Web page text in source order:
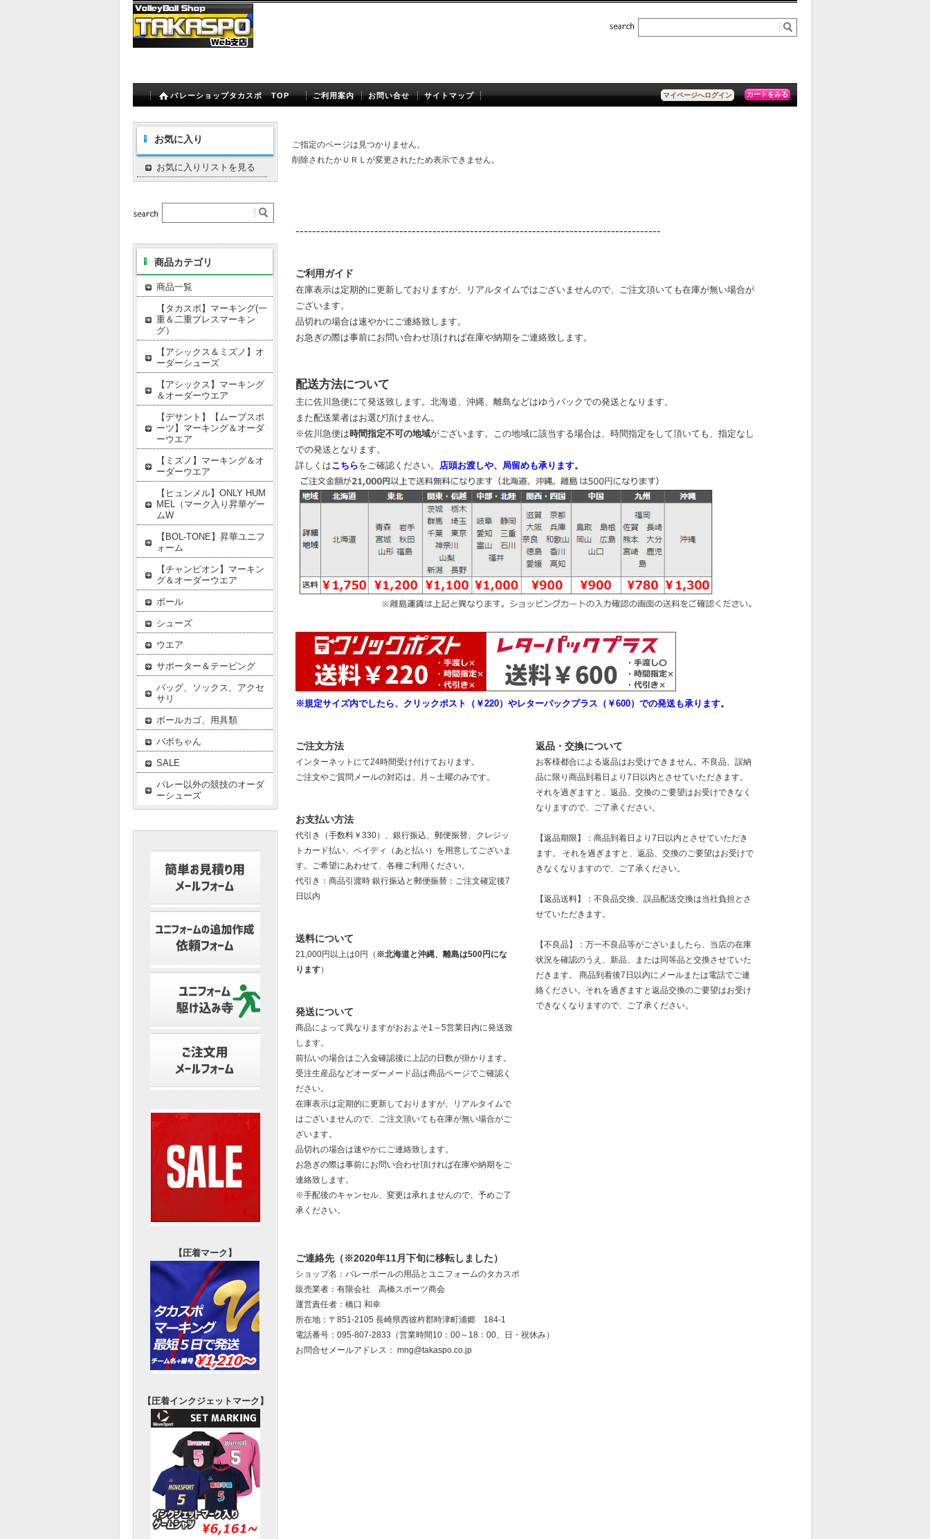
マイページへログイン カートをみる
バレーショップタカスポ TOP ご利用案内 お問い合せ サイトマップ
ご指定のページは見つかりません。
削除されたかＵＲＬが変更されたため表示できません。
----------------------------------------------------------------------------------------
ご利用ガイド
在庫表示は定期的に更新しておりますが、リアルタイムではございませんので、ご注文頂いても在庫が無い場合が
ございます。
品切れの場合は速やかにご連絡致します。
お急ぎの際は事前にお問い合わせ頂ければ在庫や納期をご連絡致します。
配送方法について
主に佐川急便にて発送致します。北海道、沖縄、離島などはゆうパックでの発送となります。
また配送業者はお選び頂けません。
※佐川急便は時間指定不可の地域がございます。この地域に該当する場合は、時間指定をして頂いても、指定なし
での発送となります。
詳しくはこちらをご確認ください。 店頭お渡しや、局留めも承ります。
※規定サイズ内でしたら、クリックポスト（￥220）やレターパックプラス（￥600）での発送も承ります。
ご注文方法
インターネットにて24時間受け付けております。
ご注文やご質問メールの対応は、月～土曜のみです。
お支払い方法
代引き（手数料￥330）、銀行振込、郵便振替、クレジッ
トカード払い、ペイディ（あと払い）を用意してございま
す。ご希望にあわせて、各種ご利用ください。
代引き：商品引渡時 銀行振込と郵便振替：ご注文確定後7
日以内
送料について
21,000円以上は0円（ ※北海道と沖縄、離島は500円にな
ります）
発送について
商品によって異なりますがおおよそ1～5営業日内に発送致
します。
前払いの場合はご入金確認後に上記の日数が掛かります。
受注生産品などオーダーメード品は商品ページでご確認く
ださい。
在庫表示は定期的に更新しておりますが、リアルタイムで
はございませんので、ご注文頂いても在庫が無い場合がご
ざいます。
品切れの場合は速やかにご連絡致します。
お急ぎの際は事前にお問い合わせ頂ければ在庫や納期をご
連絡致します。
※手配後のキャンセル、変更は承れませんので、予めご了
承ください。
返品・交換について
お客様都合による返品はお受けできません。不良品、誤納
品に限り商品到着日より7日以内とさせていただきます。
それを過ぎますと、返品、交換のご要望はお受けできなく
なりますので、ご了承ください。
【返品期限】：商品到着日より7日以内とさせていただき
ます。 それを過ぎますと、返品、交換のご要望はお受けで
きなくなりますので、ご了承ください。
【返品送料】：不良品交換、誤品配送交換は当社負担とさ
せていただきます。
【不良品】：万一不良品等がございましたら、当店の在庫
状況を確認のうえ、新品、または同等品と交換させていた
だきます。 商品到着後7日以内にメールまたは電話でご連
絡ください。それを過ぎますと返品交換のご要望はお受け
できなくなりますので、ご了承ください。
ご連絡先（※2020年11月下旬に移転しました）
ショップ名：バレーボールの用品とユニフォームのタカスポ
販売業者：有限会社 高橋スポーツ商会
運営責任者：橋口 和幸
所在地：〒851-2105 長崎県西彼杵郡時津町浦郷 184-1
電話番号：095-807-2833（営業時間10：00～18：00、日・祝休み）
お問合せメールアドレス： mng@takaspo.co.jp
お気に入り
お気に入りリストを見る
商品カテゴリ
商品一覧
【タカスポ】マーキング(一
重＆二重プレスマーキン
グ）
【アシックス＆ミズノ】オ
ーダーシューズ
【アシックス】マーキング
＆オーダーウエア
【デサント】【ムーブスポ
ーツ】マーキング＆オーダ
ーウエア
【ミズノ】マーキング＆オ
ーダーウエア
【ヒュンメル】ONLY HUM
MEL（マーク入り昇華ゲー
ムW
【BOL-TONE】昇華ユニフ
ォーム
【チャンピオン】マーキン
グ＆オーダーウエア
ボール
シューズ
ウエア
サポーター＆テーピング
バッグ、ソックス、アクセ
サリ
ボールカゴ、用具類
バボちゃん
SALE
バレー以外の競技のオーダ
ーシューズ
【圧着マーク】
【圧着インクジェットマーク】